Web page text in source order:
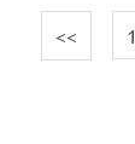
<< 1